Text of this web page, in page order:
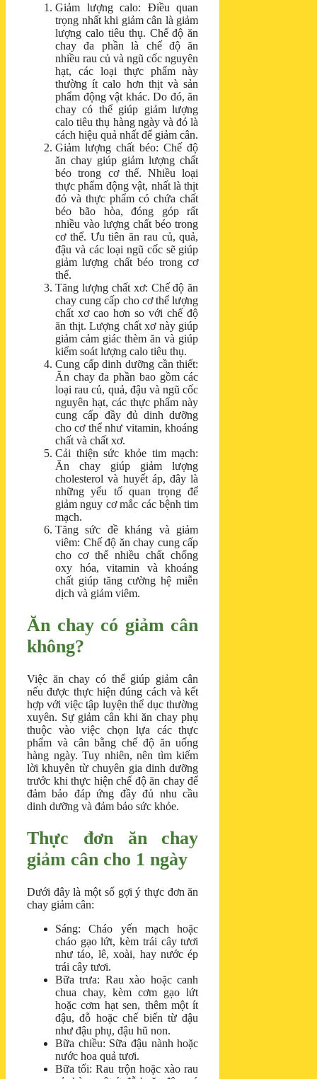
Giảm lượng calo: Điều quan
trọng nhất khi giảm cân là giảm
lượng calo tiêu thụ. Chế độ ăn
chay đa phần là chế độ ăn
nhiều rau củ và ngũ cốc nguyên
hạt, các loại thực phẩm này
thường ít calo hơn thịt và sản
phẩm động vật khác. Do đó, ăn
chay có thể giúp giảm lượng
calo tiêu thụ hàng ngày và đó là
cách hiệu quả nhất để giảm cân.
Giảm lượng chất béo: Chế độ
ăn chay giúp giảm lượng chất
béo trong cơ thể. Nhiều loại
thực phẩm động vật, nhất là thịt
đỏ và thực phẩm có chứa chất
béo bão hòa, đóng góp rất
nhiều vào lượng chất béo trong
cơ thể. Ưu tiên ăn rau củ, quả,
đậu và các loại ngũ cốc sẽ giúp
giảm lượng chất béo trong cơ
thể.
Tăng lượng chất xơ: Chế độ ăn
chay cung cấp cho cơ thể lượng
chất xơ cao hơn so với chế độ
ăn thịt. Lượng chất xơ này giúp
giảm cảm giác thèm ăn và giúp
kiểm soát lượng calo tiêu thụ.
Cung cấp dinh dưỡng cần thiết:
Ăn chay đa phần bao gồm các
loại rau củ, quả, đậu và ngũ cốc
nguyên hạt, các thực phẩm này
cung cấp đầy đủ dinh dưỡng
cho cơ thể như vitamin, khoáng
chất và chất xơ.
Cải thiện sức khỏe tim mạch:
Ăn chay giúp giảm lượng
cholesterol và huyết áp, đây là
những yếu tố quan trọng để
giảm nguy cơ mắc các bệnh tim
mạch.
Tăng sức đề kháng và giảm
viêm: Chế độ ăn chay cung cấp
cho cơ thể nhiều chất chống
oxy hóa, vitamin và khoáng
chất giúp tăng cường hệ miễn
dịch và giảm viêm.
Ăn chay có giảm cân
không?
Việc ăn chay có thể giúp giảm cân
nếu được thực hiện đúng cách và kết
hợp với việc tập luyện thể dục thường
xuyên. Sự giảm cân khi ăn chay phụ
thuộc vào việc chọn lựa các thực
phẩm và cân bằng chế độ ăn uống
hàng ngày. Tuy nhiên, nên tìm kiếm
lời khuyên từ chuyên gia dinh dưỡng
trước khi thực hiện chế độ ăn chay để
đảm bảo đáp ứng đầy đủ nhu cầu
dinh dưỡng và đảm bảo sức khỏe.
Thực đơn ăn chay
giảm cân cho 1 ngày
Dưới đây là một số gợi ý thực đơn ăn
chay giảm cân:
Sáng: Cháo yến mạch hoặc
cháo gạo lứt, kèm trái cây tươi
như táo, lê, xoài, hay nước ép
trái cây tươi.
Bữa trưa: Rau xào hoặc canh
chua chay, kèm cơm gạo lứt
hoặc cơm hạt sen, thêm một ít
đậu, đỗ hoặc chế biến từ đậu
như đậu phụ, đậu hũ non.
Bữa chiều: Sữa đậu nành hoặc
nước hoa quả tươi.
Bữa tối: Rau trộn hoặc xào rau